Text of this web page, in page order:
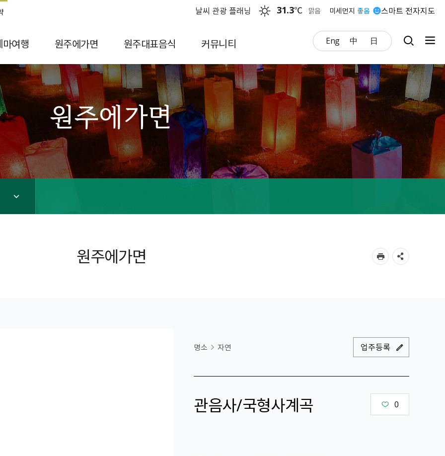
스마트 전자지도
날씨 관광 플래닝 31.3℃ 맑음 미세먼지 좋음
Eng 中 日
마여행 원주에가면 원주대표음식 커뮤니티
원주에가면
원주에가면
명소 자연 업주등록
관음사/국형사계곡 0